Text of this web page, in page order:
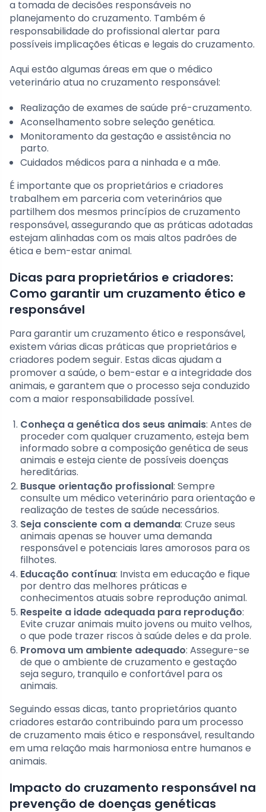
a tomada de decisões responsáveis no
planejamento do cruzamento. Também é
responsabilidade do profissional alertar para
possíveis implicações éticas e legais do cruzamento.
Aqui estão algumas áreas em que o médico
veterinário atua no cruzamento responsável:
Realização de exames de saúde pré-cruzamento.
Aconselhamento sobre seleção genética.
Monitoramento da gestação e assistência no
parto.
Cuidados médicos para a ninhada e a mãe.
É importante que os proprietários e criadores
trabalhem em parceria com veterinários que
partilhem dos mesmos princípios de cruzamento
responsável, assegurando que as práticas adotadas
estejam alinhadas com os mais altos padrões de
ética e bem-estar animal.
Dicas para proprietários e criadores:
Como garantir um cruzamento ético e
responsável
Para garantir um cruzamento ético e responsável,
existem várias dicas práticas que proprietários e
criadores podem seguir. Estas dicas ajudam a
promover a saúde, o bem-estar e a integridade dos
animais, e garantem que o processo seja conduzido
com a maior responsabilidade possível.
Conheça a genética dos seus animais: Antes de
proceder com qualquer cruzamento, esteja bem
informado sobre a composição genética de seus
animais e esteja ciente de possíveis doenças
hereditárias.
Busque orientação profissional: Sempre
consulte um médico veterinário para orientação e
realização de testes de saúde necessários.
Seja consciente com a demanda: Cruze seus
animais apenas se houver uma demanda
responsável e potenciais lares amorosos para os
filhotes.
Educação contínua: Invista em educação e fique
por dentro das melhores práticas e
conhecimentos atuais sobre reprodução animal.
Respeite a idade adequada para reprodução:
Evite cruzar animais muito jovens ou muito velhos,
o que pode trazer riscos à saúde deles e da prole.
Promova um ambiente adequado: Assegure-se
de que o ambiente de cruzamento e gestação
seja seguro, tranquilo e confortável para os
animais.
Seguindo essas dicas, tanto proprietários quanto
criadores estarão contribuindo para um processo
de cruzamento mais ético e responsável, resultando
em uma relação mais harmoniosa entre humanos e
animais.
Impacto do cruzamento responsável na
prevenção de doenças genéticas